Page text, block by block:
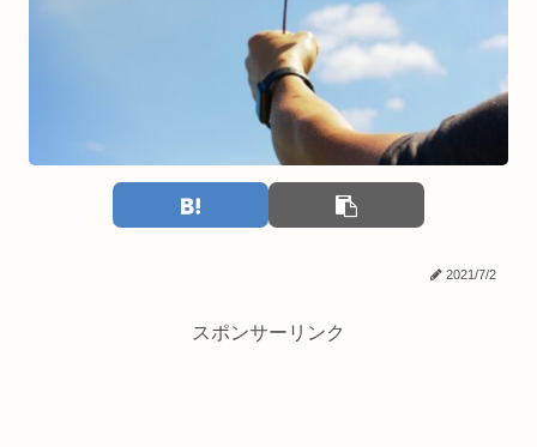
2021/7/2
スポンサーリンク